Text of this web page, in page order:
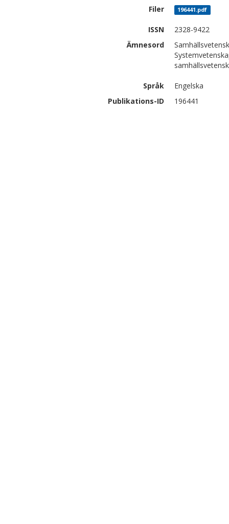
Filer 196441.pdf
ISSN
2328-9422
Ämnesord
Språk
Engelska
Publikations-ID
196441